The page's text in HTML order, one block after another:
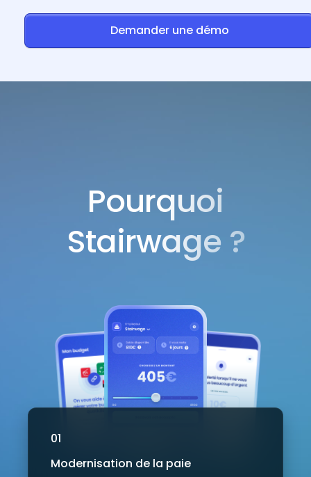
Demander une démo
Pourquoi
Stairwage ?
01
Modernisation de la paie